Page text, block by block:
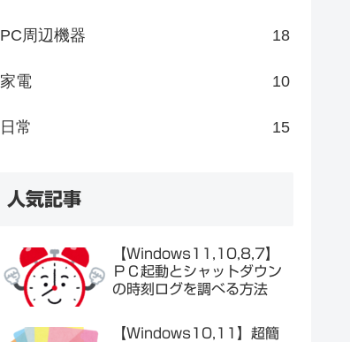
PC周辺機器 18
家電 10
日常 15
人気記事
【Windows11,10,8,7】
ＰＣ起動とシャットダウン
の時刻ログを調べる方法
【Windows10,11】超簡